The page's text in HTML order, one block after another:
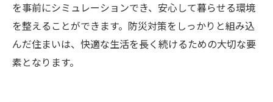
を事前にシミュレーションでき、安心して暮らせる環境
を整えることができます。防災対策をしっかりと組み込
んだ住まいは、快適な生活を長く続けるための大切な要
素となります。